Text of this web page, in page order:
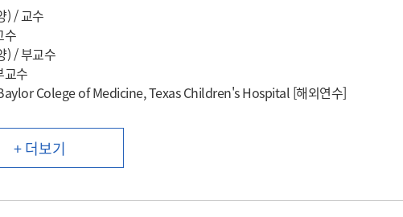
) / 교수
수
) / 부교수
교수
Colege of Medicine, Texas Children's Hospital [해외연수]
+ 더보기